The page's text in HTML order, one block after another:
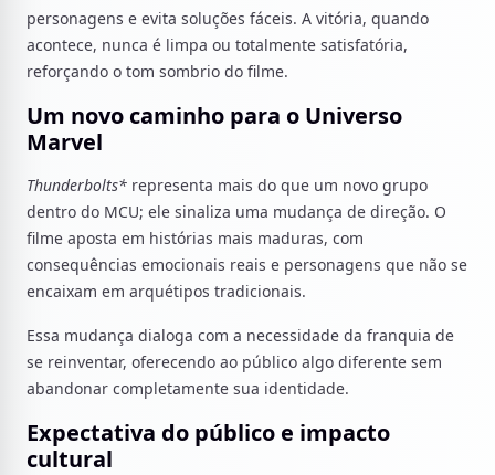
personagens e evita soluções fáceis. A vitória, quando
acontece, nunca é limpa ou totalmente satisfatória,
reforçando o tom sombrio do filme.
Um novo caminho para o Universo
Marvel
Thunderbolts* representa mais do que um novo grupo
dentro do MCU; ele sinaliza uma mudança de direção. O
filme aposta em histórias mais maduras, com
consequências emocionais reais e personagens que não se
encaixam em arquétipos tradicionais.
Essa mudança dialoga com a necessidade da franquia de
se reinventar, oferecendo ao público algo diferente sem
abandonar completamente sua identidade.
Expectativa do público e impacto
cultural